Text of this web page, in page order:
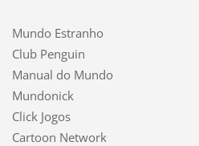
Mundo Estranho
Club Penguin
Manual do Mundo
Mundonick
Click Jogos
Cartoon Network